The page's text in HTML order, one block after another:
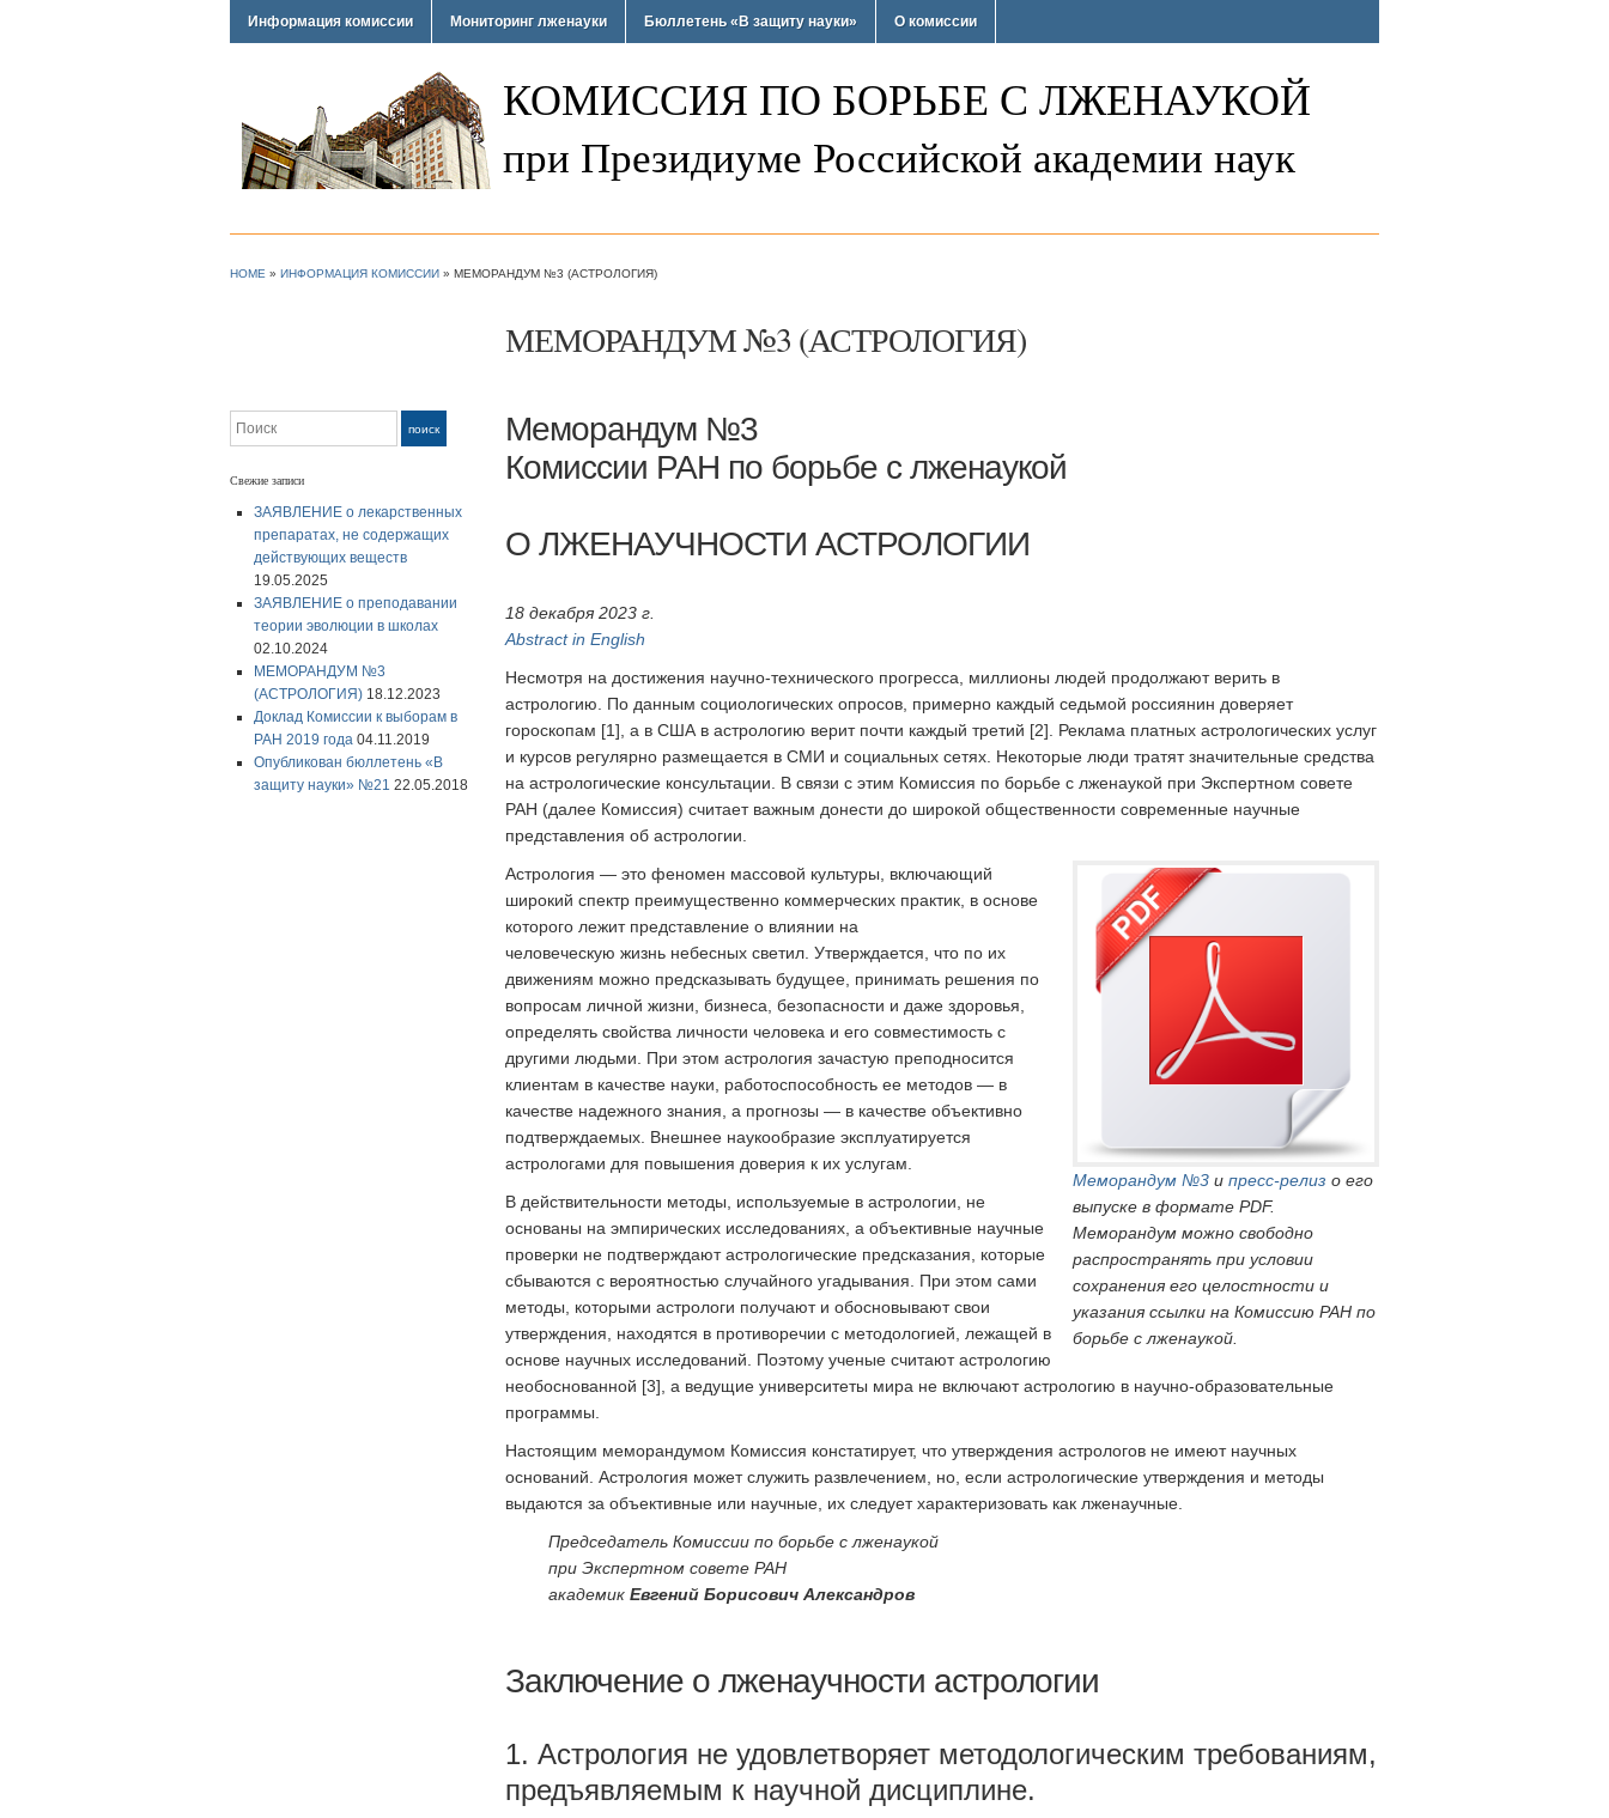
Информация комиссии Мониторинг лженауки Бюллетень «В защиту науки» О комиссии
КОМИССИЯ ПО БОРЬБЕ С ЛЖЕНАУКОЙ
при Президиуме Российской академии наук
HOME » ИНФОРМАЦИЯ КОМИССИИ » МЕМОРАНДУМ №3 (АСТРОЛОГИЯ)
МЕМОРАНДУМ №3 (АСТРОЛОГИЯ)
Поиск поиск
Свежие записи
ЗАЯВЛЕНИЕ о лекарственных
препаратах, не содержащих
действующих веществ
19.05.2025
ЗАЯВЛЕНИЕ о преподавании
теории эволюции в школах
02.10.2024
МЕМОРАНДУМ №3
(АСТРОЛОГИЯ) 18.12.2023
Доклад Комиссии к выборам в
РАН 2019 года 04.11.2019
Опубликован бюллетень «В
защиту науки» №21 22.05.2018
Меморандум №3
Комиссии РАН по борьбе с лженаукой
О ЛЖЕНАУЧНОСТИ АСТРОЛОГИИ
18 декабря 2023 г.
Abstract in English
Несмотря на достижения научно-технического прогресса, миллионы людей продолжают верить в
астрологию. По данным социологических опросов, примерно каждый седьмой россиянин доверяет
гороскопам [1], а в США в астрологию верит почти каждый третий [2]. Реклама платных астрологических услуг
и курсов регулярно размещается в СМИ и социальных сетях. Некоторые люди тратят значительные средства
на астрологические консультации. В связи с этим Комиссия по борьбе с лженаукой при Экспертном совете
РАН (далее Комиссия) считает важным донести до широкой общественности современные научные
представления об астрологии.
Меморандум №3 и пресс-релиз о его
выпуске в формате PDF.
Меморандум можно свободно
распространять при условии
сохранения его целостности и
указания ссылки на Комиссию РАН по
борьбе с лженаукой.
Астрология — это феномен массовой культуры, включающий
широкий спектр преимущественно коммерческих практик, в основе
которого лежит представление о влиянии на
человеческую жизнь небесных светил. Утверждается, что по их
движениям можно предсказывать будущее, принимать решения по
вопросам личной жизни, бизнеса, безопасности и даже здоровья,
определять свойства личности человека и его совместимость с
другими людьми. При этом астрология зачастую преподносится
клиентам в качестве науки, работоспособность ее методов — в
качестве надежного знания, а прогнозы — в качестве объективно
подтверждаемых. Внешнее наукообразие эксплуатируется
астрологами для повышения доверия к их услугам.
В действительности методы, используемые в астрологии, не
основаны на эмпирических исследованиях, а объективные научные
проверки не подтверждают астрологические предсказания, которые
сбываются с вероятностью случайного угадывания. При этом сами
методы, которыми астрологи получают и обосновывают свои
утверждения, находятся в противоречии с методологией, лежащей в
основе научных исследований. Поэтому ученые считают астрологию
необоснованной [3], а ведущие университеты мира не включают астрологию в научно-образовательные
программы.
Настоящим меморандумом Комиссия констатирует, что утверждения астрологов не имеют научных
оснований. Астрология может служить развлечением, но, если астрологические утверждения и методы
выдаются за объективные или научные, их следует характеризовать как лженаучные.
Председатель Комиссии по борьбе с лженаукой
при Экспертном совете РАН
академик Евгений Борисович Александров
Заключение о лженаучности астрологии
1. Астрология не удовлетворяет методологическим требованиям,
предъявляемым к научной дисциплине.